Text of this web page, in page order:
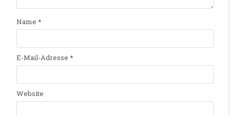
Name *
E-Mail-Adresse *
Website